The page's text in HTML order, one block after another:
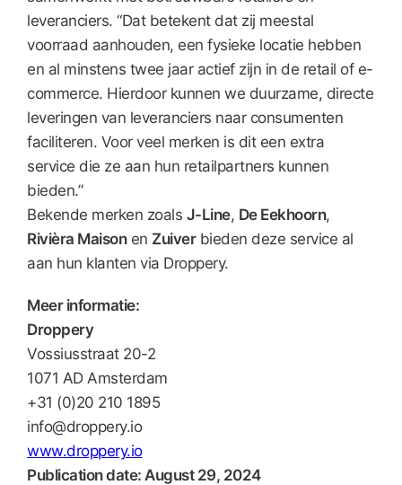
leveranciers. “Dat betekent dat zij meestal
voorraad aanhouden, een fysieke locatie hebben
en al minstens twee jaar actief zijn in de retail of e-
commerce. Hierdoor kunnen we duurzame, directe
leveringen van leveranciers naar consumenten
faciliteren. Voor veel merken is dit een extra
service die ze aan hun retailpartners kunnen
bieden.”
Bekende merken zoals J-Line, De Eekhoorn,
Rivièra Maisonen Zuiverbieden deze service al
aan hun klanten via Droppery.
Meer informatie:
Droppery
Vossiusstraat 20-2
1071 AD Amsterdam
+31 (0)20 210 1895
info@droppery.io
www.droppery.io
Publication date: August 29, 2024